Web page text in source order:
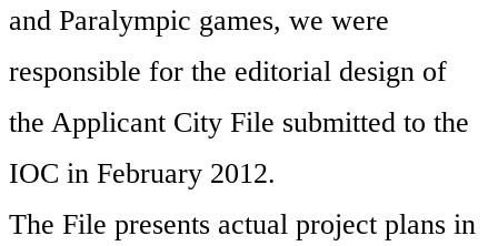
and Paralympic games, we were
responsible for the editorial design of
the Applicant City File submitted to the
IOC in February 2012.
The File presents actual project plans in